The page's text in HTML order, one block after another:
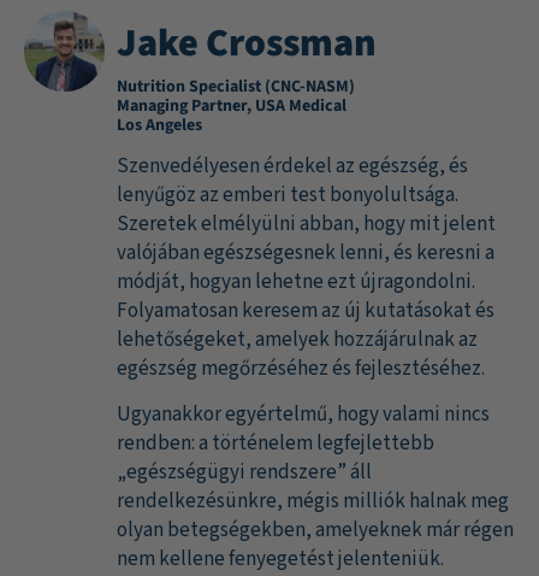
Jake Crossman
Nutrition Specialist (CNC-NASM)
Managing Partner, USA Medical
Los Angeles
Szenvedélyesen érdekel az egészség, és
lenyűgöz az emberi test bonyolultsága.
Szeretek elmélyülni abban, hogy mit jelent
valójában egészségesnek lenni, és keresni a
módját, hogyan lehetne ezt újragondolni.
Folyamatosan keresem az új kutatásokat és
lehetőségeket, amelyek hozzájárulnak az
egészség megőrzéséhez és fejlesztéséhez.
Ugyanakkor egyértelmű, hogy valami nincs
rendben: a történelem legfejlettebb
„egészségügyi rendszere” áll
rendelkezésünkre, mégis milliók halnak meg
olyan betegségekben, amelyeknek már régen
nem kellene fenyegetést jelenteniük.